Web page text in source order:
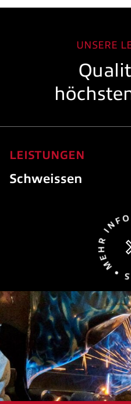
UNSERE
LEISTUNGEN
Schweissen